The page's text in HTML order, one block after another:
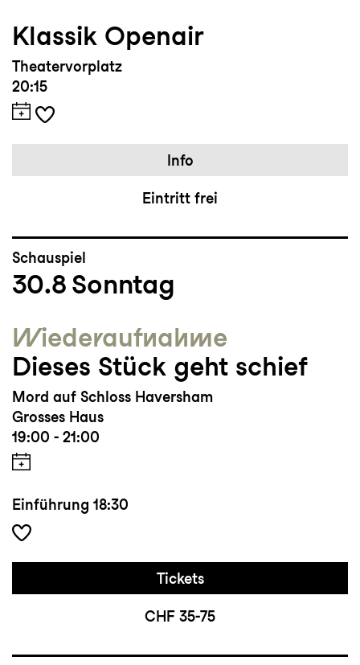
Klassik Openair
Theatervorplatz
20:15
Info
Eintritt frei
Schauspiel
30.8 Sonntag
Wieder­aufnahme
Dieses Stück geht schief
Mord auf Schloss Haversham
Grosses Haus
19:00 - 21:00
Einführung 18:30
Tickets
CHF 35-75